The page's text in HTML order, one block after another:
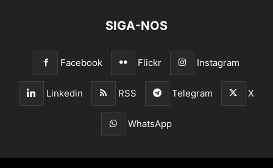
SIGA-NOS
Facebook Flickr Instagram
Linkedin RSS Telegram X
WhatsApp